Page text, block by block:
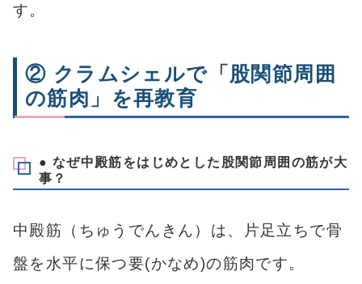
す。
② クラムシェルで「股関節周囲
の筋肉」を再教育
● なぜ中殿筋をはじめとした股関節周囲の筋が大
事？
中殿筋（ちゅうでんきん）は、片足立ちで骨
盤を水平に保つ要(かなめ)の筋肉です。